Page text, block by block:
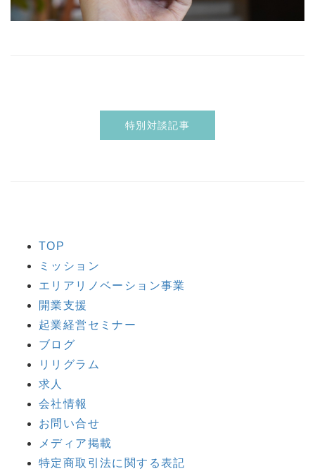
特別対談記事
TOP
ミッション
エリアリノベーション事業
開業支援
起業経営セミナー
ブログ
リリグラム
求人
会社情報
お問い合せ
メディア掲載
特定商取引法に関する表記